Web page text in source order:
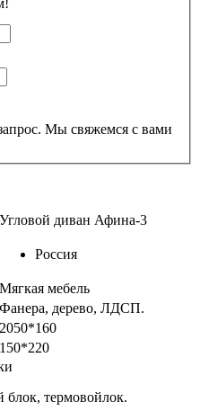
Мы свяжемся с вами
Угловой диван Афина-3
Россия
Мягкая мебель
Фанера, дерево, ЛДСП.
2050*160
150*220
термовойлок.